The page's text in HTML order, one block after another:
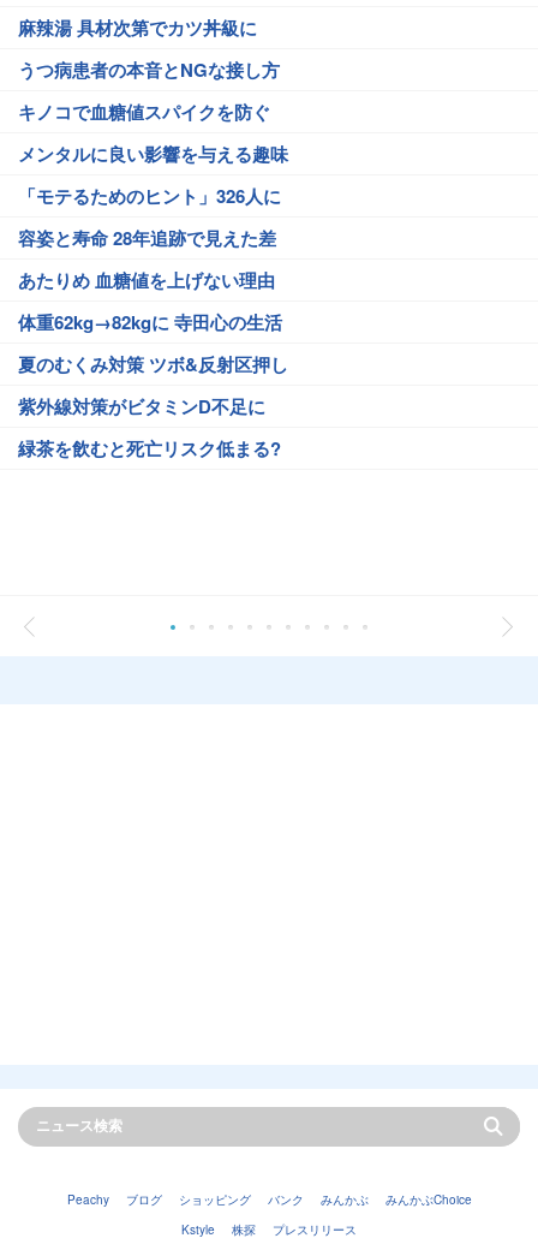
麻辣湯 具材次第でカツ丼級に
うつ病患者の本音とNGな接し方
キノコで血糖値スパイクを防ぐ
メンタルに良い影響を与える趣味
「モテるためのヒント」326人に
容姿と寿命 28年追跡で見えた差
あたりめ 血糖値を上げない理由
体重62kg→82kgに 寺田心の生活
夏のむくみ対策 ツボ&反射区押し
紫外線対策がビタミンD不足に
緑茶を飲むと死亡リスク低まる?
Peachy ブログ ショッピング バンク みんかぶ
みんかぶChoice
Kstyle
株探 プレスリリース